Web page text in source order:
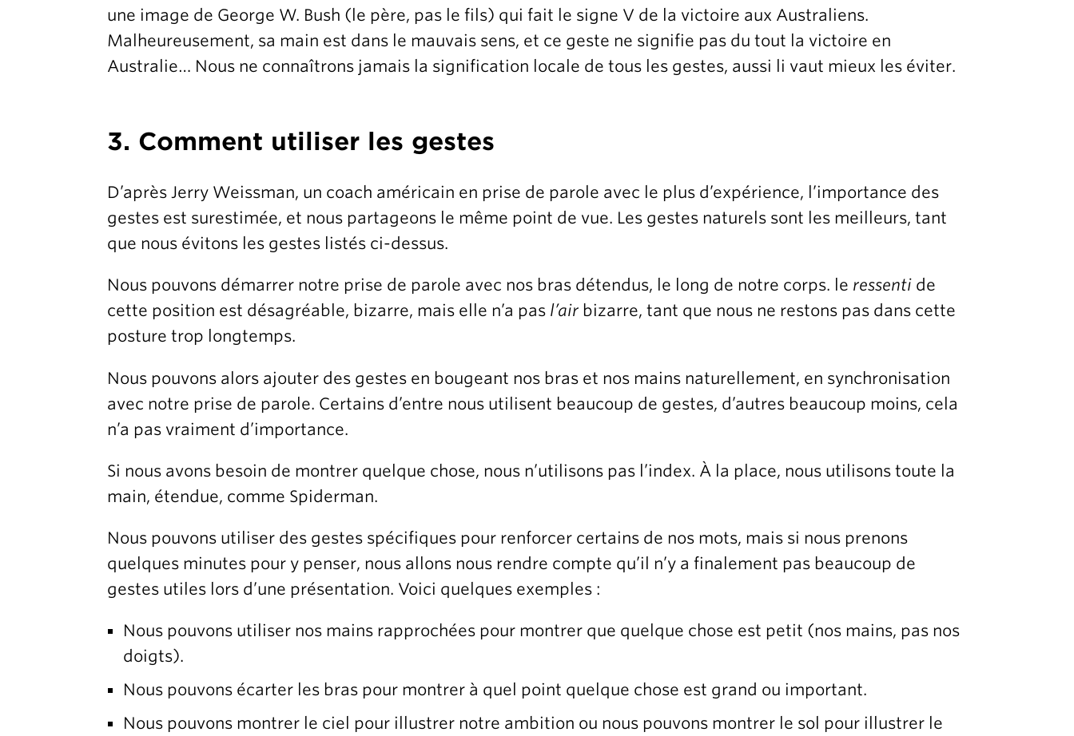
une image de George W. Bush (le père, pas le fils) qui fait le signe V de la victoire aux Australiens.
Malheureusement, sa main est dans le mauvais sens, et ce geste ne signifie pas du tout la victoire en
Australie… Nous ne connaîtrons jamais la signification locale de tous les gestes, aussi li vaut mieux les éviter.
3. Comment utiliser les gestes
D’après Jerry Weissman, un coach américain en prise de parole avec le plus d’expérience, l’importance des
gestes est surestimée, et nous partageons le même point de vue. Les gestes naturels sont les meilleurs, tant
que nous évitons les gestes listés ci-dessus.
Nous pouvons démarrer notre prise de parole avec nos bras détendus, le long de notre corps. le ressenti de
cette position est désagréable, bizarre, mais elle n’a pas l’air bizarre, tant que nous ne restons pas dans cette
posture trop longtemps.
Nous pouvons alors ajouter des gestes en bougeant nos bras et nos mains naturellement, en synchronisation
avec notre prise de parole. Certains d’entre nous utilisent beaucoup de gestes, d’autres beaucoup moins, cela
n’a pas vraiment d’importance.
Si nous avons besoin de montrer quelque chose, nous n’utilisons pas l’index. À la place, nous utilisons toute la
main, étendue, comme Spiderman.
Nous pouvons utiliser des gestes spécifiques pour renforcer certains de nos mots, mais si nous prenons
quelques minutes pour y penser, nous allons nous rendre compte qu’il n’y a finalement pas beaucoup de
gestes utiles lors d’une présentation. Voici quelques exemples :
Nous pouvons utiliser nos mains rapprochées pour montrer que quelque chose est petit (nos mains, pas nos
doigts).
Nous pouvons écarter les bras pour montrer à quel point quelque chose est grand ou important.
Nous pouvons montrer le ciel pour illustrer notre ambition ou nous pouvons montrer le sol pour illustrer le